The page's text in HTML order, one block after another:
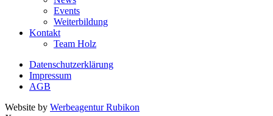
Events
Weiterbildung
Kontakt
Team Holz
Datenschutzerklärung
Impressum
AGB
Website by Werbeagentur Rubikon